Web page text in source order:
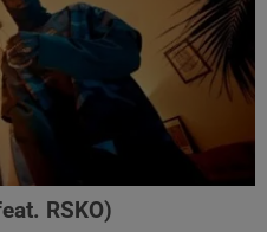
RSKO)